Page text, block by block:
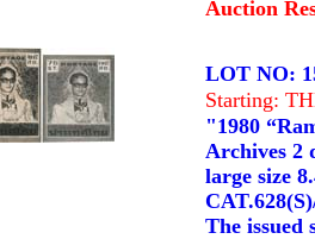
Auction
LOT NO:
Starting:
"1980
Archives 2
large size
The issued